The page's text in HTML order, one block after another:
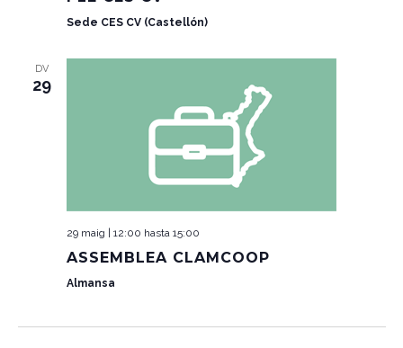
Sede CES CV (Castellón)
DV
29
29 maig | 12:00 hasta 15:00
ASSEMBLEA CLAMCOOP
Almansa